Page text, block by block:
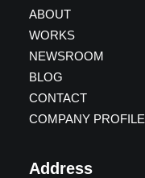
ABOUT
WORKS
NEWSROOM
BLOG
CONTACT
COMPANY PROFILE
Address